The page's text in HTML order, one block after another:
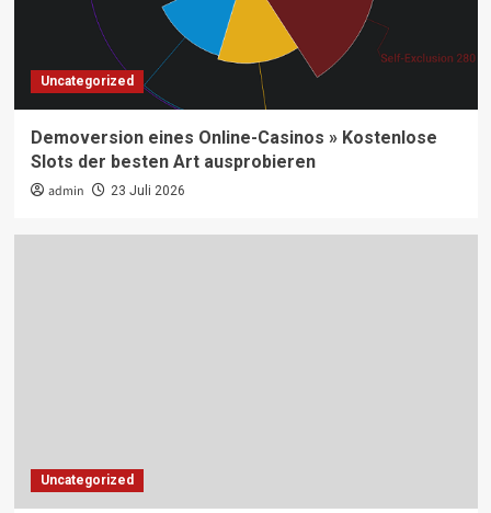
Uncategorized
Demoversion eines Online-Casinos » Kostenlose
Slots der besten Art ausprobieren
admin 23 Juli 2026
Uncategorized